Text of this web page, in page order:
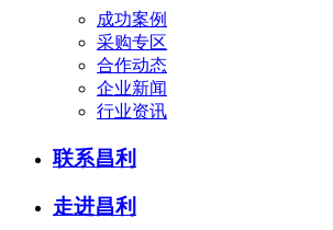
成功案例
采购专区
合作动态
企业新闻
行业资讯
联系昌利
走进昌利